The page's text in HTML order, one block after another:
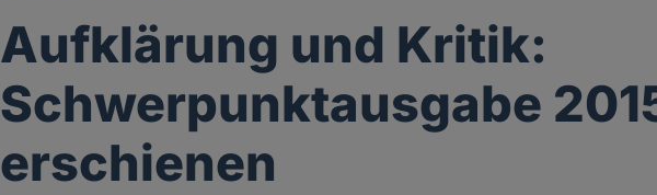
Aufklärung und Kritik:
Schwerpunktausgabe
erschienen